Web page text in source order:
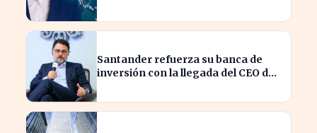
Santander refuerza su banca de
inversión con la llegada del CEO de